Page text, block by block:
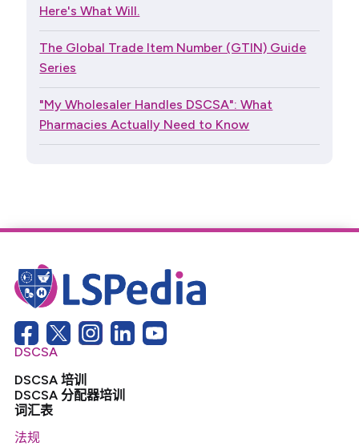
Here's What Will.
The Global Trade Item Number (GTIN) Guide
Series
"My Wholesaler Handles DSCSA": What
Pharmacies Actually Need to Know
DSCSA
DSCSA 培训
DSCSA 分配器培训
词汇表
法规